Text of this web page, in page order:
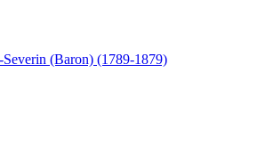
(Baron) (1789-1879)